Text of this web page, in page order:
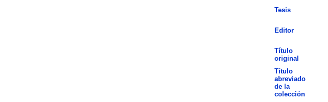
Tesis
Editor
Título
original
Título
abreviado
de la
colección